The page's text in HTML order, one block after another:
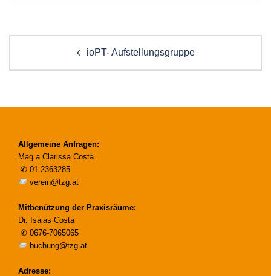
ioPT- Aufstellungsgruppe
Allgemeine Anfragen:
Mag.a Clarissa Costa
✆ 01-2363285
verein@tzg.at
Mitbenützung der Praxisräume:
Dr. Isaias Costa
✆ 0676-7065065
buchung@tzg.at
Adresse: